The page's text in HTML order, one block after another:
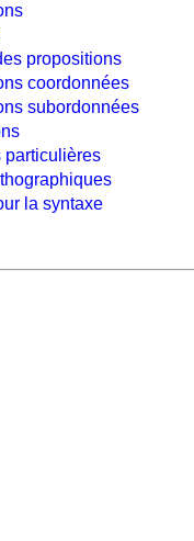
propositions
coordonnées
subordonnées
particulières
la syntaxe